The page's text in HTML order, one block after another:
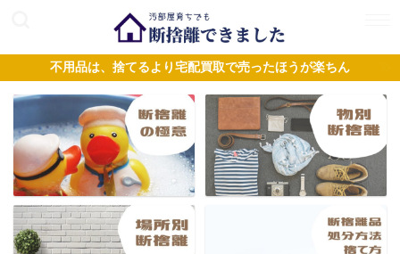
不用品は、捨てるより宅配買取で売ったほうが楽ちん